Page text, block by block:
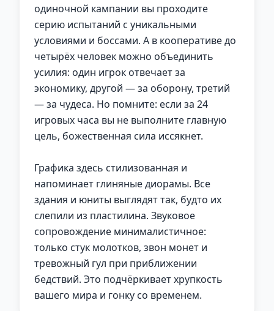
одиночной кампании вы проходите
серию испытаний с уникальными
условиями и боссами. А в кооперативе до
четырёх человек можно объединить
усилия: один игрок отвечает за
экономику, другой — за оборону, третий
— за чудеса. Но помните: если за 24
игровых часа вы не выполните главную
цель, божественная сила иссякнет.
Графика здесь стилизованная и
напоминает глиняные диорамы. Все
здания и юниты выглядят так, будто их
слепили из пластилина. Звуковое
сопровождение минималистичное:
только стук молотков, звон монет и
тревожный гул при приближении
бедствий. Это подчёркивает хрупкость
вашего мира и гонку со временем.